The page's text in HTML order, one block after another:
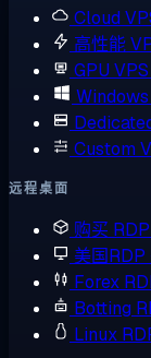
Cloud
高性能
GPU VPS
Custom
远程桌面
购买 RDP
美国RDP
Forex
Botting
Linux